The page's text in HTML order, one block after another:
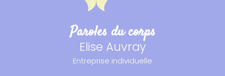
Paroles du corps
Elise Auvray
Entreprise individuelle